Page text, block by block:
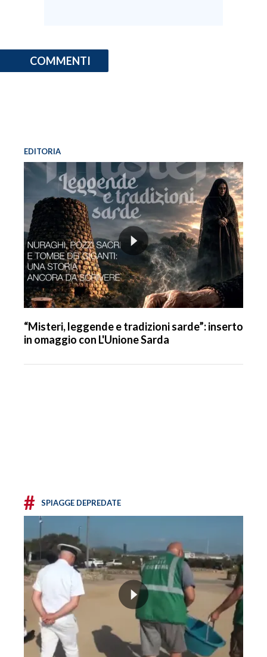
COMMENTI
EDITORIA
“Misteri, leggende e tradizioni sarde”: inserto
in omaggio con L'Unione Sarda
# SPIAGGE DEPREDATE